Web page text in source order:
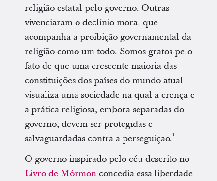
religião estatal pelo governo. Outras
vivenciaram o declínio moral que
acompanha a proibição governamental da
religião como um todo. Somos gratos pelo
fato de que uma crescente maioria das
constituições dos países do mundo atual
visualiza uma sociedade na qual a crença e
a prática religiosa, embora separadas do
governo, devem ser protegidas e
salvaguardadas contra a perseguição.1
O governo inspirado pelo céu descrito no
Livro de Mórmonconcedia essa liberdade